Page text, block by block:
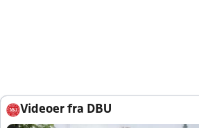
Videoer fra DBU